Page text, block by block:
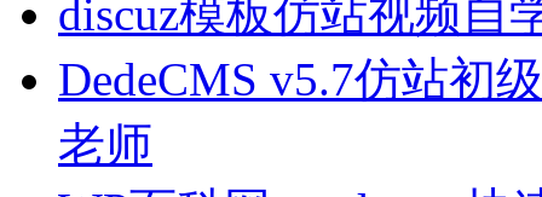
discuz模板仿站视频自
DedeCMS v5.7仿站初
老师